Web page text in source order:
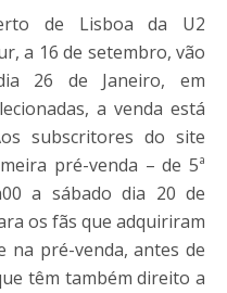
de Lisboa da U2
a 16 de setembro, vão
26 de Janeiro, em
a venda está
subscritores do site
pré-venda – de 5ª
a sábado dia 20 de
os fãs que adquiriram
na pré-venda, antes de
têm também direito a